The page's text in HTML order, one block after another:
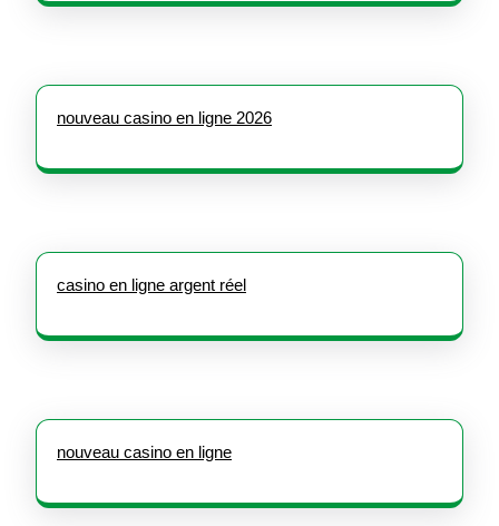
nouveau casino en ligne 2026
casino en ligne argent réel
nouveau casino en ligne